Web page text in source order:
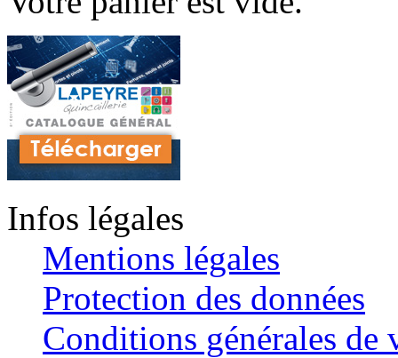
Infos légales
Mentions légales
Protection des données
Conditions générales de